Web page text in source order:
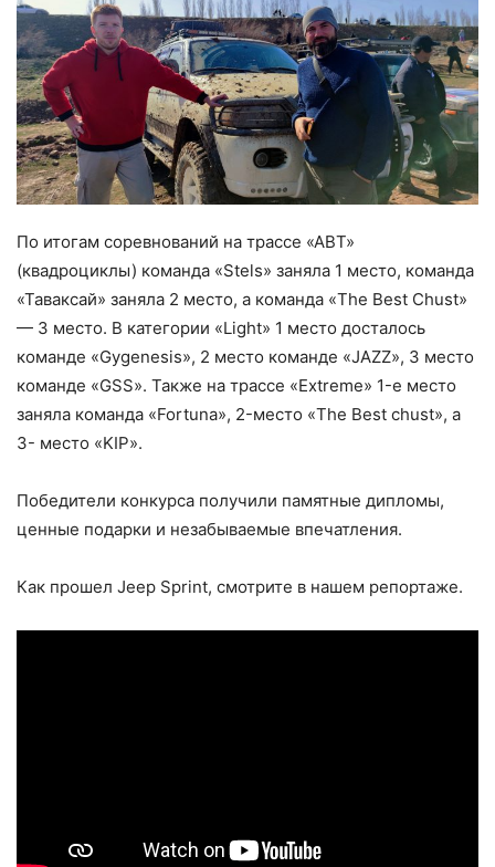
По итогам соревнований на трассе «АВТ»
(квадроциклы) команда «Stels» заняла 1 место, команда
«Таваксай» заняла 2 место, а команда «The Best Chust»
— 3 место. В категории «Light» 1 место досталось
команде «Gygenesis», 2 место команде «JAZZ», 3 место
команде «GSS». Также на трассе «Extreme» 1-е место
заняла команда «Fortuna», 2-место «The Best chust», а
3- место «KIP».
Победители конкурса получили памятные дипломы,
ценные подарки и незабываемые впечатления.
Как прошел Jeep Sprint, смотрите в нашем репортаже.